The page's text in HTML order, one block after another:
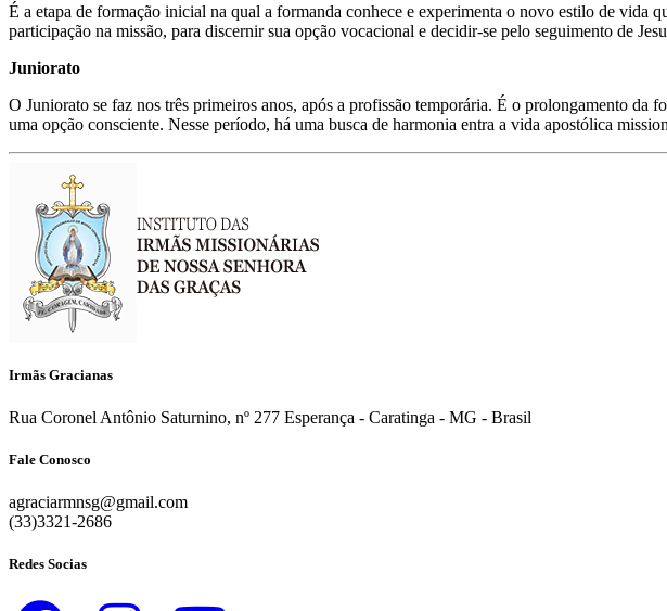
É a etapa de formação inicial na qual a formanda conhece e experimenta o novo estilo de vida
participação na missão, para discernir sua opção vocacional e decidir-se pelo seguimento de
Juniorato
O Juniorato se faz nos três primeiros anos, após a profissão temporária. É o prolongamento
uma opção consciente. Nesse período, há uma busca de harmonia entra a vida apostólica
Irmãs Gracianas
Rua Coronel Antônio Saturnino, nº 277 Esperança - Caratinga - MG - Brasil
Fale Conosco
agraciarmnsg@gmail.com
(33)3321-2686
Redes Socias